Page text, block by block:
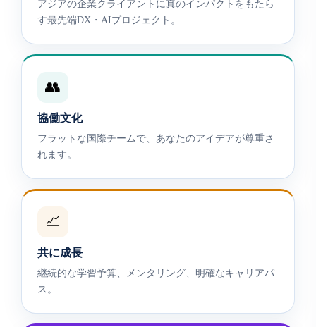
アジアの企業クライアントに真のインパクトをもたら
す最先端DX・AIプロジェクト。
👥
協働文化
フラットな国際チームで、あなたのアイデアが尊重さ
れます。
📈
共に成長
継続的な学習予算、メンタリング、明確なキャリアパ
ス。